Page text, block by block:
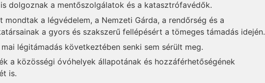
dolgoznak a mentőszolgálatok és a katasztrófavédők.
a légvédelem, a Nemzeti Gárda, a rendőrség és a
a gyors és szakszerű fellépésért a tömeges támadás idején.
légitámadás következtében senki sem sérült meg.
a közösségi óvóhelyek állapotának és hozzáférhetőségének
is.